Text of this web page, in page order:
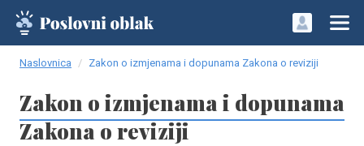
Naslovnica Zakon o izmjenama i dopunama Zakona o reviziji
Zakon o izmjenama i dopunama
Zakona o reviziji